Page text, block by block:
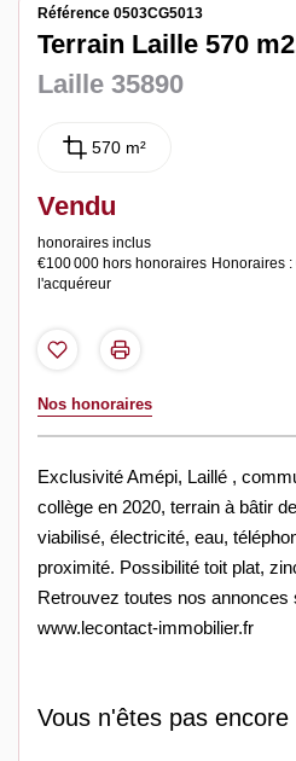
Référence 0503CG5013
Terrain Laille 570
Laille 35890
570 m²
Vendu
honoraires inclus
€100 000 hors honoraires Honoraires
l'acquéreur
Nos honoraires
Exclusivité Amépi, Laillé ,
collège en 2020, terrain à bâtir
viabilisé, électricité, eau,
proximité. Possibilité toit plat,
Retrouvez toutes nos annonces
www.lecontact-immobilier.fr
Vous n'êtes pas encore